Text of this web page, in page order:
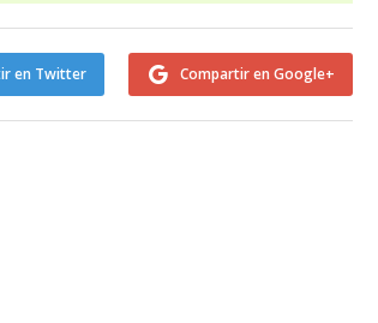
Compartir en Google+
en Twitter